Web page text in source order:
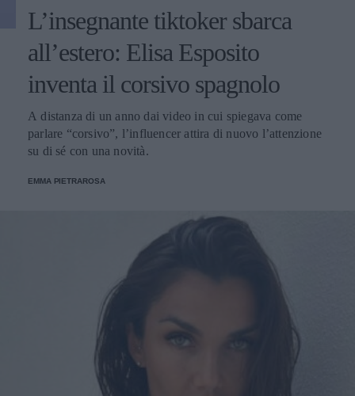
L’insegnante tiktoker sbarca
all’estero: Elisa Esposito
inventa il corsivo spagnolo
A distanza di un anno dai video in cui spiegava come
parlare “corsivo”, l’influencer attira di nuovo l’attenzione
su di sé con una novità.
EMMA PIETRAROSA